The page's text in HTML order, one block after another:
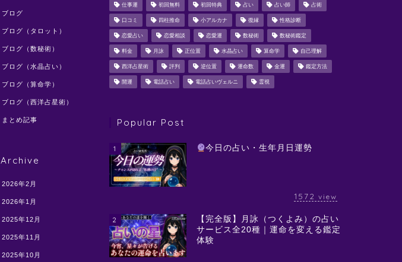
ブログ
ブログ（タロット）
ブログ（数秘術）
ブログ（水晶占い）
ブログ（算命学）
ブログ（西洋占星術）
まとめ記事
Archive
2026年2月
2026年1月
2025年12月
2025年11月
2025年10月
仕事運 初回無料 初回特典 占い 占い師 占術
口コミ 四柱推命 小アルカナ 復縁 性格診断
恋愛占い 恋愛相談 恋愛運 数秘術 数秘術鑑定
料金 月詠 正位置 水晶占い 算命学 自己理解
西洋占星術 評判 逆位置 運命数 金運 鑑定方法
開運 電話占い 電話占いヴェルニ 霊視
Popular Post
1 今日の占い・生年月日運勢
1572 view
2
【完全版】月詠（つくよみ）の占い
サービス全20種｜運命を変える鑑定
体験